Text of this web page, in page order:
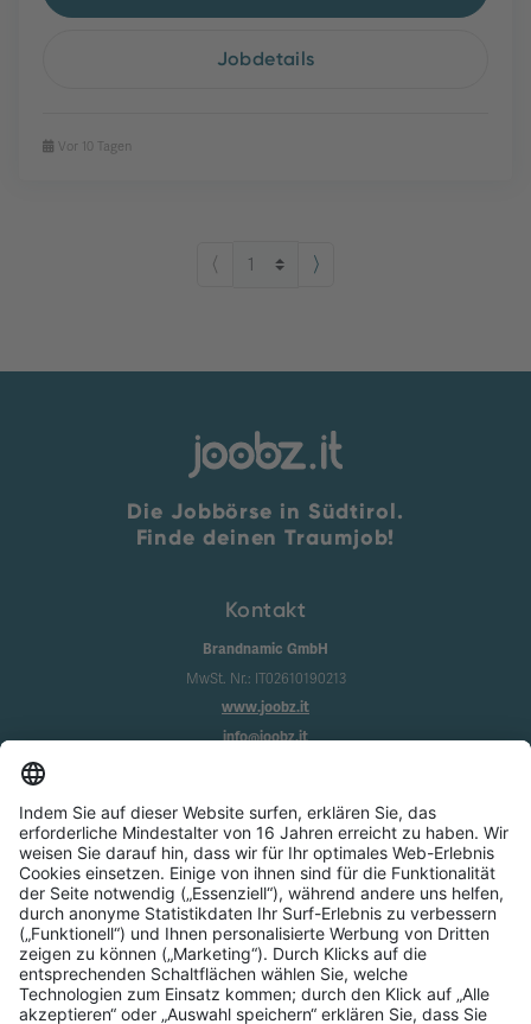
Jobdetails
Vor 10 Tagen
⟨ ⟩
Die Jobbörse in Südtirol.
Finde deinen Traumjob!
Kontakt
Brandnamic GmbH
MwSt. Nr.: IT02610190213
www.joobz.it
info@joobz.it
Impressum
Datenschutz
AGB
Cookie-Einstellungen
Service
Über uns